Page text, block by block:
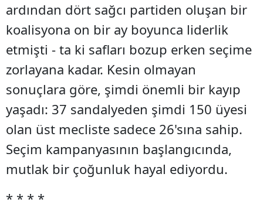
ardından dört sağcı partiden oluşan bir
koalisyona on bir ay boyunca liderlik
etmişti - ta ki safları bozup erken seçime
zorlayana kadar. Kesin olmayan
sonuçlara göre, şimdi önemli bir kayıp
yaşadı: 37 sandalyeden şimdi 150 üyesi
olan üst mecliste sadece 26'sına sahip.
Seçim kampanyasının başlangıcında,
mutlak bir çoğunluk hayal ediyordu.
* * * *